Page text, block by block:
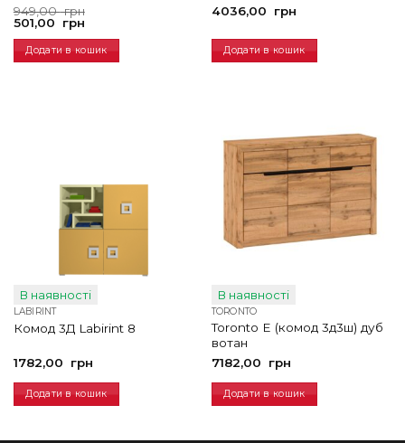
949,00грн
Оригінальна
ціна:
949,00
грн.
501,00 грн
Поточна
ціна:
501,00
грн.
Додати в кошик
4036,00
грн
Додати в кошик
В наявності
LABIRINT
Комод 3Д Labirint 8
1782,00 грн
Додати в кошик
В наявності
TORONTO
Toronto E (комод 3д3ш) дуб
вотан
7182,00
грн
Додати в кошик